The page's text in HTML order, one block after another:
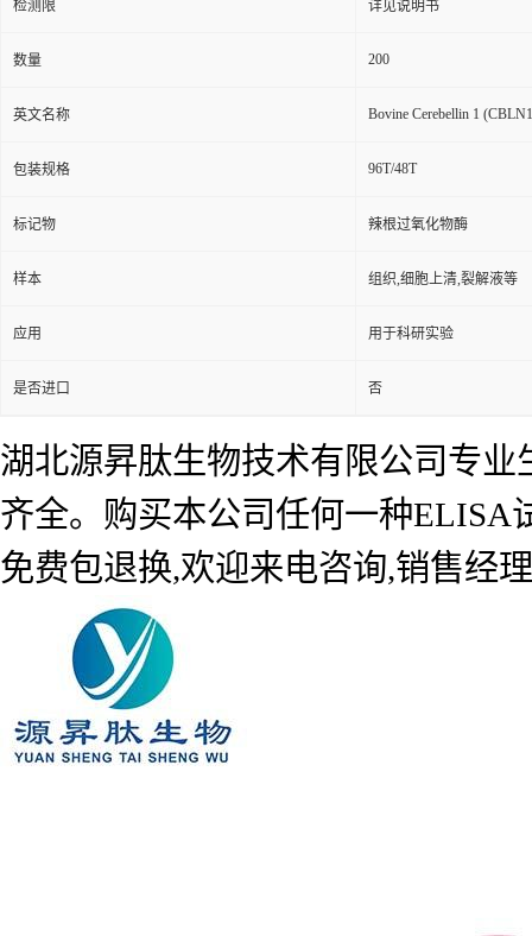
检测限 详见说明书
数量 200
英文名称 Bovine Cerebellin 1
包装规格 96T/48T
标记物 辣根过氧化物酶
样本 组织,细胞上清,裂解液等
应用 用于科研实验
是否进口 否
湖北源昇肽生物技术有限公司专
齐全。购买本公司任何一种ELISA
免费包退换,欢迎来电咨询,销售经